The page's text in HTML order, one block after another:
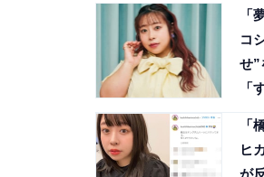
「
コ
せ”
「
「
ヒ
が